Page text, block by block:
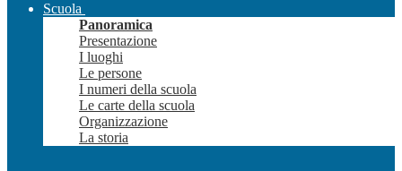
Scuola
Panoramica
Presentazione
I luoghi
Le persone
I numeri della scuola
Le carte della scuola
Organizzazione
La storia